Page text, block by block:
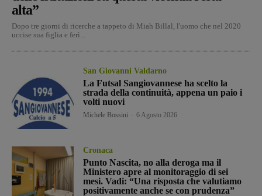
alta”
Dopo tre giorni di ricerche a tappeto di Miah Billal, l'uomo che nel 2020
uccise sua figlia e ferì...
San Giovanni Valdarno
La Futsal Sangiovannese ha scelto la
strada della continuità, appena un paio i
volti nuovi
Michele Bossini 6 Agosto 2026
Cronaca
Punto Nascita, no alla deroga ma il
Ministero apre al monitoraggio di sei
mesi. Vadi: “Una risposta che valutiamo
positivamente anche se con prudenza”